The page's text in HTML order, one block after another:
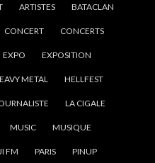
ARTISTES BATACLAN
CONCERT CONCERTS
EXPO EXPOSITION
METAL HELLFEST
LA CIGALE
MUSIC MUSIQUE
FM PARIS PINUP